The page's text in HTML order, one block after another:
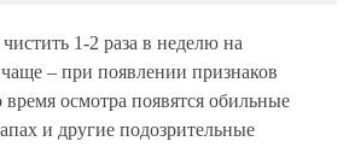
1-2 раза в неделю на
– при появлении признаков
осмотра появятся обильные
и другие подозрительные